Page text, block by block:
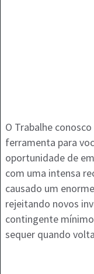
O Trabalhe
ferramenta para
oportunidade de
com uma intensa
causado um
rejeitando novos
contingente
sequer quando